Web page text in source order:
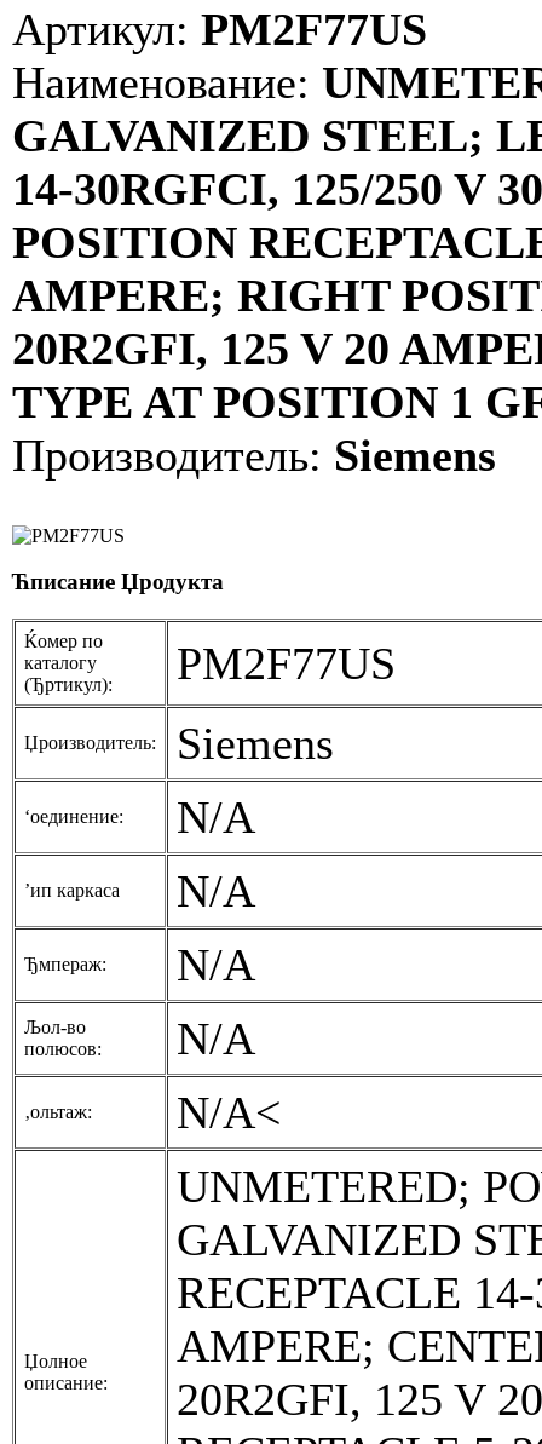
Артикул: PM2F77US
Наименование:
GALVANIZED STEEL;
14-30RGFCI, 125/250 V
POSITION
AMPERE; RIGHT
20R2GFI, 125 V 20
TYPE AT POSITION 1
Производитель: Siemens
Ћписание Џродукта
Ќомер по
каталогу
(Ђртикул):
PM2F77US
Џроизводитель: Siemens
‘оединение: N/A
’ип каркаса N/A
Ђмпераж: N/A
Љол-во
полюсов:
N/A
‚ольтаж: N/A<
Џолное
описание:
UNMETERED;
GALVANIZED
RECEPTACLE
AMPERE;
20R2GFI, 125 V